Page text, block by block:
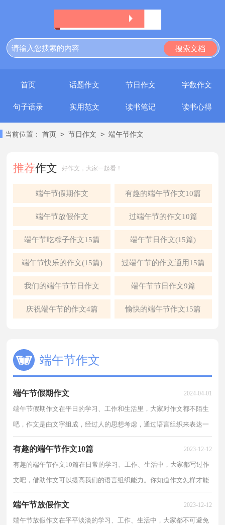
首页 话题作文 节日作文 字数作文
句子语录 实用范文 读书笔记 读书心得
当前位置： 首页 > 节日作文 > 端午节作文
推荐作文 好作文，大家一起看！
端午节假期作文 有趣的端午节作文10篇
端午节放假作文 过端午节的作文10篇
端午节吃粽子作文15篇 端午节日作文(15篇)
端午节快乐的作文(15篇) 过端午节的作文通用15篇
我们的端午节节日作文 端午节节日作文9篇
庆祝端午节的作文4篇 愉快的端午节作文15篇
端午节作文
端午节假期作文 2024-04-01
端午节假期作文在平日的学习、工作和生活里，大家对作文都不陌生
吧，作文是由文字组成，经过人的思想考虑，通过语言组织来表达一
有趣的端午节作文10篇 2023-12-12
有趣的端午节作文10篇在日常的学习、工作、生活中，大家都写过作
文吧，借助作文可以提高我们的语言组织能力。你知道作文怎样才能
端午节放假作文 2023-12-12
端午节放假作文在平平淡淡的学习、工作、生活中，大家都不可避免